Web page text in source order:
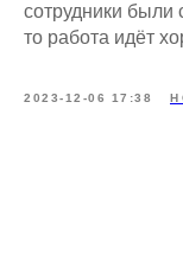
сотрудники
то работа идёт
2023-12-06 17:38